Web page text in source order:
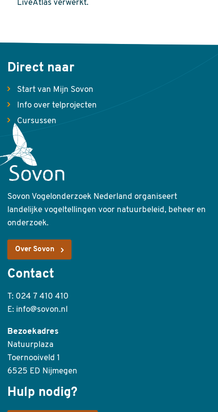
LiveAtlas verwerkt.
Direct naar
Start van Mijn Sovon
Info over telprojecten
Cursussen
Sovon Vogelonderzoek Nederland organiseert
landelijke vogeltellingen voor natuurbeleid, beheer en
onderzoek.
Over Sovon
Contact
T: 024 7 410 410
E: info@sovon.nl
Bezoekadres
Natuurplaza
Toernooiveld 1
6525 ED Nijmegen
Hulp nodig?